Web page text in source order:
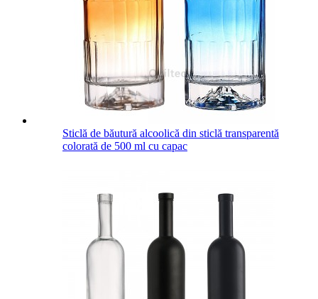
Sticlă de băutură alcoolică din sticlă transparentă
colorată de 500 ml cu capac